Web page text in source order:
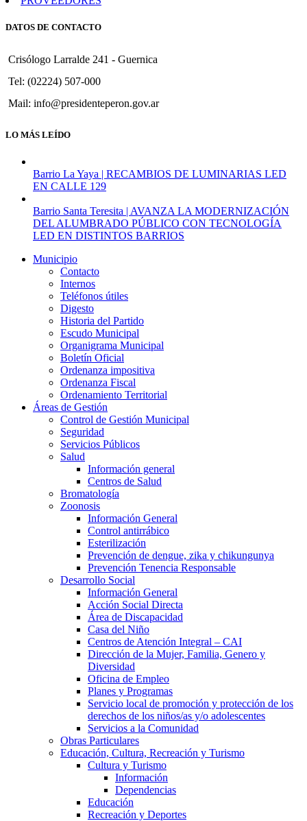
DATOS DE CONTACTO
Crisólogo Larralde 241 - Guernica
Tel: (02224) 507-000
Mail: info@presidenteperon.gov.ar
LO MÁS LEÍDO
Barrio La Yaya | RECAMBIOS DE LUMINARIAS LED
EN CALLE 129
Barrio Santa Teresita | AVANZA LA MODERNIZACIÓN
DEL ALUMBRADO PÚBLICO CON TECNOLOGÍA
LED EN DISTINTOS BARRIOS
Municipio
Contacto
Internos
Teléfonos útiles
Digesto
Historia del Partido
Escudo Municipal
Organigrama Municipal
Boletín Oficial
Ordenanza impositiva
Ordenanza Fiscal
Ordenamiento Territorial
Áreas de Gestión
Control de Gestión Municipal
Seguridad
Servicios Públicos
Salud
Información general
Centros de Salud
Bromatología
Zoonosis
Información General
Control antirrábico
Esterilización
Prevención de dengue, zika y chikungunya
Prevención Tenencia Responsable
Desarrollo Social
Información General
Acción Social Directa
Área de Discapacidad
Casa del Niño
Centros de Atención Integral – CAI
Dirección de la Mujer, Familia, Genero y
Diversidad
Oficina de Empleo
Planes y Programas
Servicio local de promoción y protección de los
derechos de los niños/as y/o adolescentes
Servicios a la Comunidad
Obras Particulares
Educación, Cultura, Recreación y Turismo
Cultura y Turismo
Información
Dependencias
Educación
Recreación y Deportes